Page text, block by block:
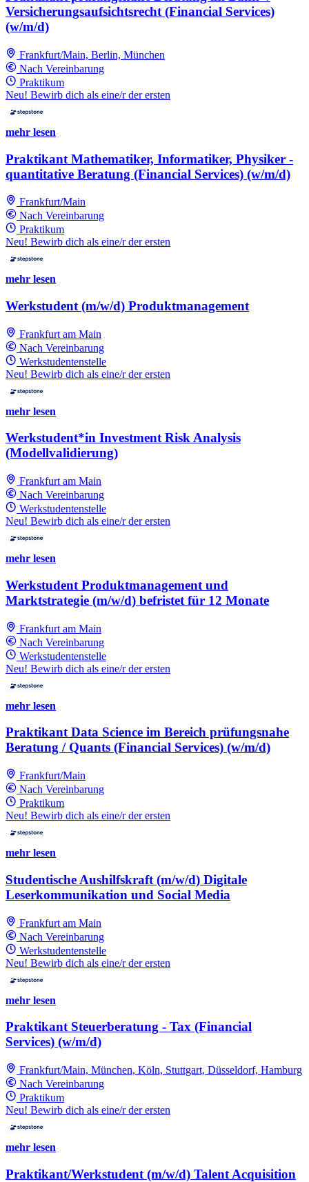
Versicherungsaufsichtsrecht (Financial Services)
(w/m/d)
Frankfurt/Main, Berlin, München
Nach Vereinbarung
Praktikum
Neu! Bewirb dich als eine/r der ersten
mehr lesen
Praktikant Mathematiker, Informatiker, Physiker -
quantitative Beratung (Financial Services) (w/m/d)
Frankfurt/Main
Nach Vereinbarung
Praktikum
Neu! Bewirb dich als eine/r der ersten
mehr lesen
Werkstudent (m/w/d) Produktmanagement
Frankfurt am Main
Nach Vereinbarung
Werkstudentenstelle
Neu! Bewirb dich als eine/r der ersten
mehr lesen
Werkstudent*in Investment Risk Analysis
(Modellvalidierung)
Frankfurt am Main
Nach Vereinbarung
Werkstudentenstelle
Neu! Bewirb dich als eine/r der ersten
mehr lesen
Werkstudent Produktmanagement und
Marktstrategie (m/w/d) befristet für 12 Monate
Frankfurt am Main
Nach Vereinbarung
Werkstudentenstelle
Neu! Bewirb dich als eine/r der ersten
mehr lesen
Praktikant Data Science im Bereich prüfungsnahe
Beratung / Quants (Financial Services) (w/m/d)
Frankfurt/Main
Nach Vereinbarung
Praktikum
Neu! Bewirb dich als eine/r der ersten
mehr lesen
Studentische Aushilfskraft (m/w/d) Digitale
Leserkommunikation und Social Media
Frankfurt am Main
Nach Vereinbarung
Werkstudentenstelle
Neu! Bewirb dich als eine/r der ersten
mehr lesen
Praktikant Steuerberatung - Tax (Financial
Services) (w/m/d)
Frankfurt/Main, München, Köln, Stuttgart, Düsseldorf, Hamburg
Nach Vereinbarung
Praktikum
Neu! Bewirb dich als eine/r der ersten
mehr lesen
Praktikant/Werkstudent (m/w/d) Talent Acquisition